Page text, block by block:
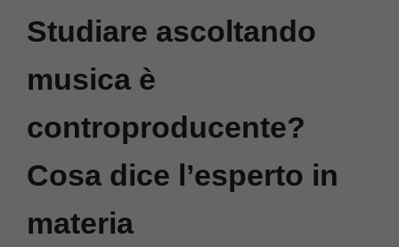
Studiare ascoltando
musica è
controproducente?
Cosa dice l’esperto in
materia